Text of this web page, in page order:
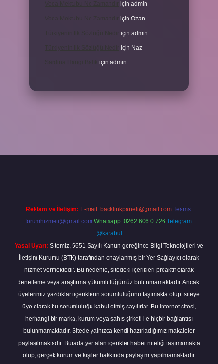
için admin
için Ozan
için admin
için Naz
için admin
Reklam ve İletişim: E-mail: backlinkpaneli@gmail.com Teams:
forumhizmeti@gmail.com Whatsapp: 0262 606 0 726 Telegram:
@karabul
Yasal Uyarı: Sitemiz, 5651 Sayılı Kanun gereğince Bilgi Teknolojileri ve
İletişim Kurumu (BTK) tarafından onaylanmış bir Yer Sağlayıcı olarak
hizmet vermektedir. Bu nedenle, sitedeki içerikleri proaktif olarak
denetleme veya araştırma yükümlülüğümüz bulunmamaktadır. Ancak,
üyelerimiz yazdıkları içeriklerin sorumluluğunu taşımakta olup, siteye
üye olarak bu sorumluluğu kabul etmiş sayılırlar. Bu internet sitesi,
herhangi bir marka, kurum veya şahıs şirketi ile hiçbir bağlantısı
bulunmamaktadır. Sitede yalnızca kendi hazırladığımız makaleler
paylaşılmaktadır. Burada yer alan içerikler haber niteliği taşımamakta
olup, gerçek kurum ve kişiler hakkında paylaşım yapılmamaktadır.